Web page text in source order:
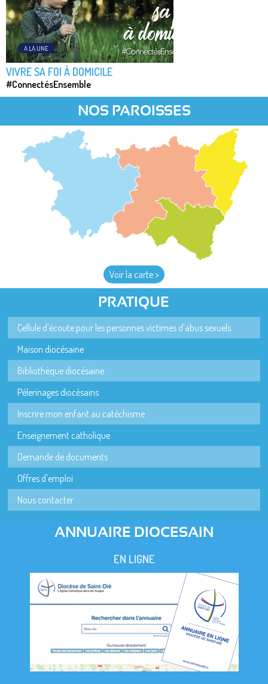
A LA UNE
VIVRE SA FOI À DOMICILE
#ConnectésEnsemble
NOS PAROISSES
Voir la carte >
PRATIQUE
Cellule d'écoute pour les personnes victimes d'abus sexuels
Maison diocésaine
Bibliothèque diocésaine
Pèlerinages diocésains
Inscrire mon enfant au catéchisme
Enseignement catholique
Demande de documents
Offres d'emploi
Nous contacter
ANNUAIRE DIOCESAIN
EN LIGNE